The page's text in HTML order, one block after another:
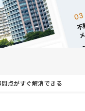
点がすぐ解消できる